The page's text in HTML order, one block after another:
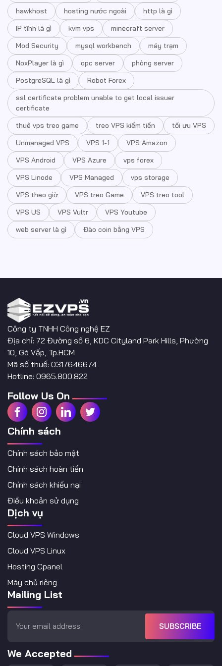
hawkhost hosting nước ngoài
http là gì
IP tĩnh là gì
kvm vps
minecraft server
Mod Security
mysql workbench
máy trạm
NoxPlayer là gì
opc server
phòng server
PostgreSQL là gì
Robot Forex
ssl certificate problem unable to get local issuer
certificate
thuê vps treo game
treo VPS kiếm tiền
tối ưu VPS
Unmanaged VPS
VPS 1-1
VPS Amazon
VPS Android
VPS Azure
vps forex
VPS Linode
VPS Managed
vps storage
VPS theo giờ
VPS treo Game
VPS treo tool
VPS US
VPS Vultr
VPS Youtube
web server là gì
Đào coin bằng VPS
Công ty TNHH Công nghệ EZ
Địa chỉ: 72 Đường số 6, KDC Cityland Park Hills, Phường
10, Gò Vấp, Tp.HCM
Mã số thuế: 0317646674
Hotline: 0965.800.822
Follow Us On
Chính sách
Chính sách bảo mật
Chính sách hoàn tiền
Chính sách khiếu nại
Điều khoản sử dụng
Dịch vụ
Cloud VPS Windows
Cloud VPS Linux
Hosting Cpanel
Máy chủ riêng
Mailing List
SUBSCRIBE
We Accepted